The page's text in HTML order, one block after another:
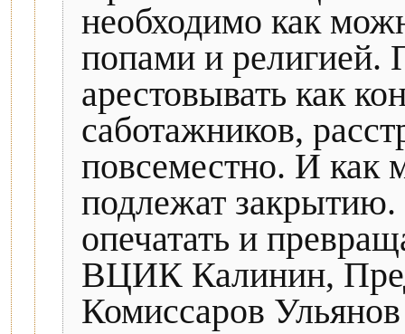
необходимо как
попами и религией.
арестовывать как
саботажников,
повсеместно. И как
подлежат
опечатать и
ВЦИК Калинин,
Комиссаров